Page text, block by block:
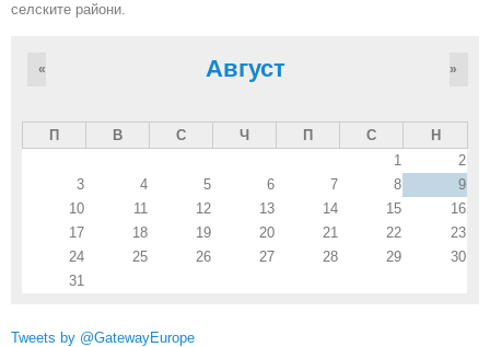
селските райони.
Август
« »
П В С Ч П С
Н
1
2
3
4 5 6 7 8
9
10
11 12 13 14 15
16
17
18 19 20 21 22
23
24
25 26 27 28 29
30
31
Tweets by @GatewayEurope